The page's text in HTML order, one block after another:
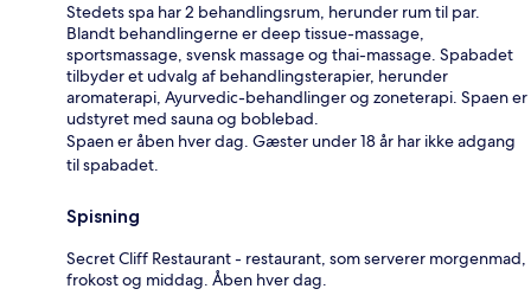
Stedets spa har 2 behandlingsrum, herunder rum til par.
Blandt behandlingerne er deep tissue-massage,
sportsmassage, svensk massage og thai-massage. Spabadet
tilbyder et udvalg af behandlingsterapier, herunder
aromaterapi, Ayurvedic-behandlinger og zoneterapi. Spaen er
udstyret med sauna og boblebad.
Spaen er åben hver dag. Gæster under 18 år har ikke adgang
til spabadet.
Spisning
Secret Cliff Restaurant - restaurant, som serverer morgenmad,
frokost og middag. Åben hver dag.